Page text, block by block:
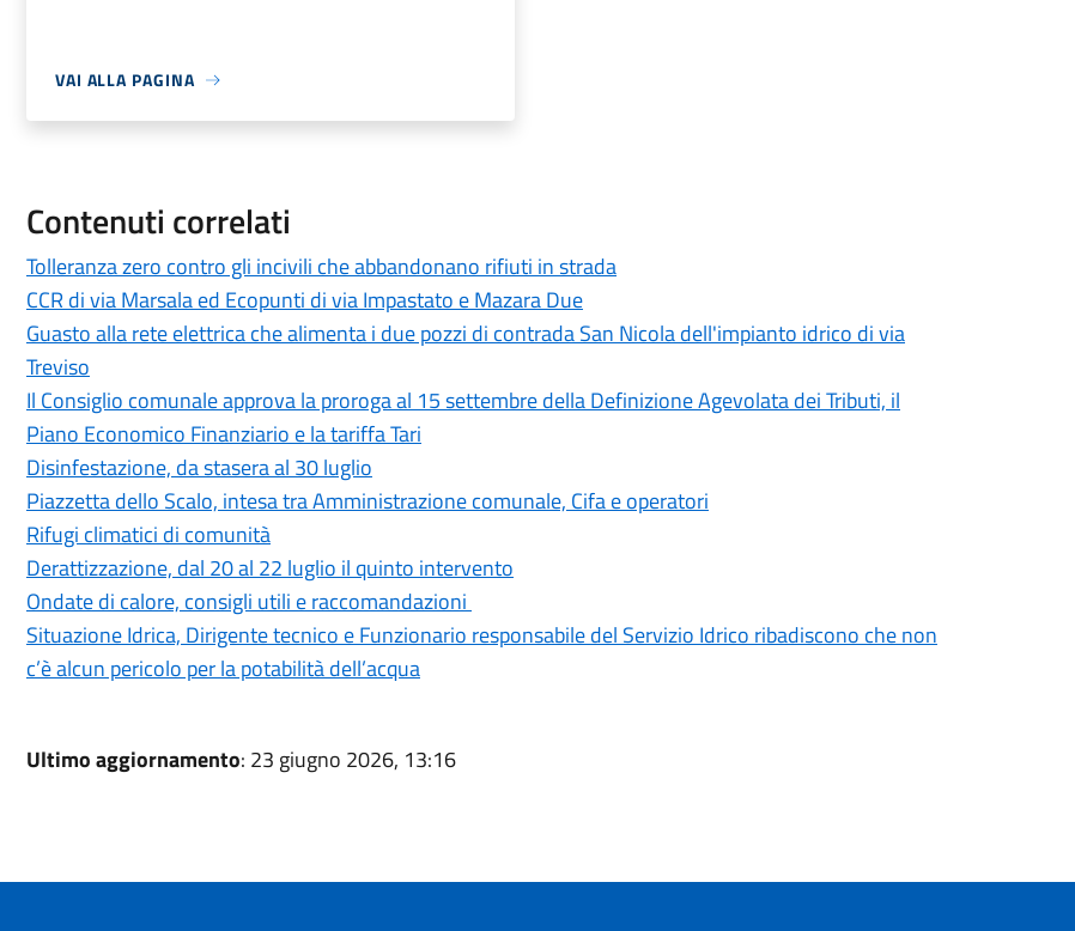
VAI ALLA PAGINA
Contenuti correlati
Tolleranza zero contro gli incivili che abbandonano rifiuti in strada
CCR di via Marsala ed Ecopunti di via Impastato e Mazara Due
Guasto alla rete elettrica che alimenta i due pozzi di contrada San Nicola dell'impianto idrico di via
Treviso
Il Consiglio comunale approva la proroga al 15 settembre della Definizione Agevolata dei Tributi, il
Piano Economico Finanziario e la tariffa Tari
Disinfestazione, da stasera al 30 luglio
Piazzetta dello Scalo, intesa tra Amministrazione comunale, Cifa e operatori
Rifugi climatici di comunità
Derattizzazione, dal 20 al 22 luglio il quinto intervento
Ondate di calore, consigli utili e raccomandazioni
Situazione Idrica, Dirigente tecnico e Funzionario responsabile del Servizio Idrico ribadiscono che non
c’è alcun pericolo per la potabilità dell’acqua
Ultimo aggiornamento: 23 giugno 2026, 13:16